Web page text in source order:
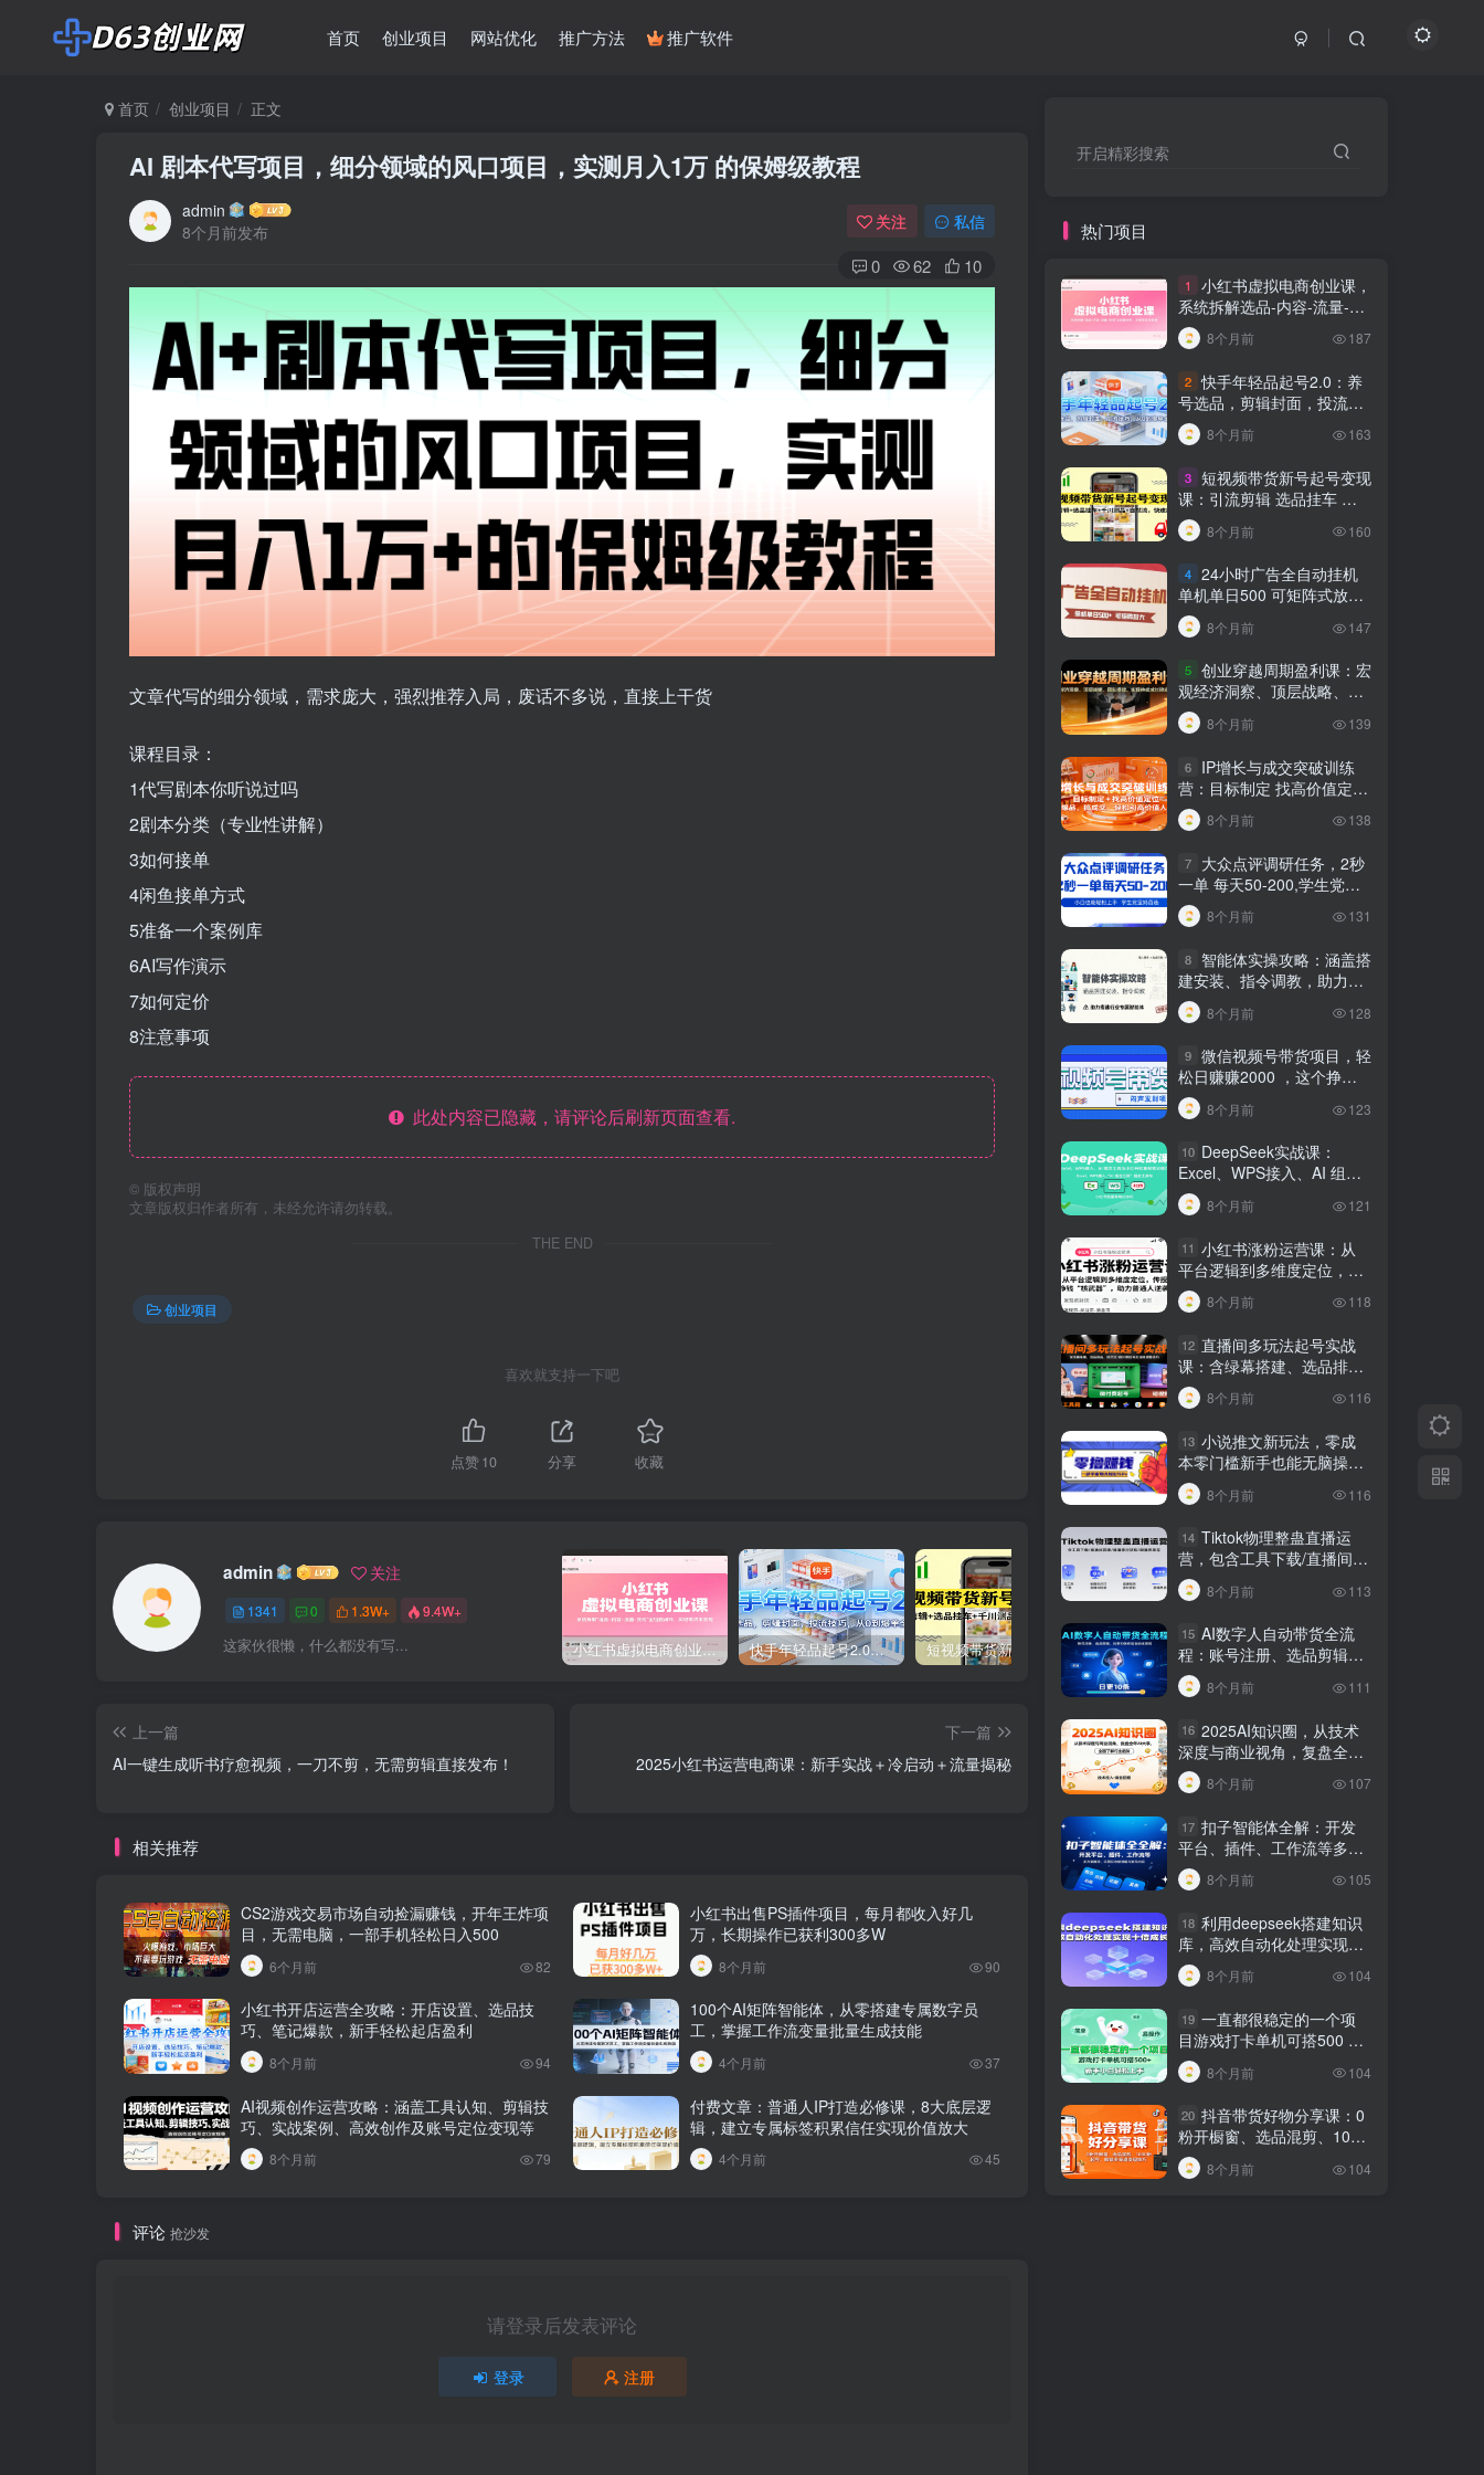
首页 创业项目 网站优化 推广方法 推广软件
首页 创业项目 正文
AI 剧本代写项目，细分领域的风口项目，实测月入1万 的保姆级教程
admin
8个月前发布
关注 私信
0 62 10
文章代写的细分领域，需求庞大，强烈推荐入局，废话不多说，直接上干货
课程目录：
1代写剧本你听说过吗
2剧本分类（专业性讲解）
3如何接单
4闲鱼接单方式
5准备一个案例库
6AI写作演示
7如何定价
8注意事项
此处内容已隐藏，请评论后刷新页面查看.
© 版权声明
文章版权归作者所有，未经允许请勿转载。
THE END
创业项目
喜欢就支持一下吧
点赞10 分享 收藏
admin 关注
1341 0 1.3W+ 9.4W+
这家伙很懒，什么都没有写... 小红书虚拟电商创业课，系统拆解选品-内容-流量-变现，实现零成本变现 快手年轻品起号2.0：养号选品，剪辑封面，投流技巧，从0到爆单全流程 短视频带货新号起号变现课：引流剪辑 选品挂车 千川测品 自然流，快速起量 24小时广告全自动挂机 单机单日500 可矩阵式放大 无需人工看守 新手小白轻松玩转
上一篇
AI一键生成听书疗愈视频，一刀不剪，无需剪辑直接发布！
下一篇
2025小红书运营电商课：新手实战＋冷启动＋流量揭秘
相关推荐
CS2游戏交易市场自动捡漏赚钱，开年王炸项
目，无需电脑，一部手机轻松日入500
6个月前 82
小红书出售PS插件项目，每月都收入好几
万，长期操作已获利300多W
8个月前 90
小红书开店运营全攻略：开店设置、选品技
巧、笔记爆款，新手轻松起店盈利
8个月前 94
100个AI矩阵智能体，从零搭建专属数字员
工，掌握工作流变量批量生成技能
4个月前 37
AI视频创作运营攻略：涵盖工具认知、剪辑技
巧、实战案例、高效创作及账号定位变现等
8个月前 79
付费文章：普通人IP打造必修课，8大底层逻
辑，建立专属标签积累信任实现价值放大
4个月前 45
评论 抢沙发
请登录后发表评论
登录 注册
开启精彩搜索
热门项目
1
小红书虚拟电商创业课，
系统拆解选品-内容-流量-变
现，实现零成本变现
8个月前 187
2 快手年轻品起号2.0：养
号选品，剪辑封面，投流技
巧，从0到爆单全流程
8个月前 163
3 短视频带货新号起号变现
课：引流剪辑 选品挂车 千
川测品 自然流，快速起量
8个月前 160
4 24小时广告全自动挂机
单机单日500 可矩阵式放大
无需人工看守 新手小白轻松
玩转8个月前 147
5 创业穿越周期盈利课：宏
观经济洞察、顶层战略、团
队搭建，实现持续成长稳定
变现8个月前 139
6
IP增长与成交突破训练
营：目标制定 找高价值定
位，做爆品、搞成交，轻松
引高价值人脉
8个月前 138
7
大众点评调研任务，2秒
一单 每天50-200,学生党宝
妈首选
8个月前 131
8
智能体实操攻略：涵盖搭
建安装、指令调教，助力搭
建行业专属智能体
8个月前 128
9 微信视频号带货项目，轻
松日赚赚2000 ，这个挣钱
入口很多伙伴都在闷声发财
8个月前 123
10 DeepSeek实战课：
Excel、WPS接入、AI 组合
工具与小红书批量做笔记技
巧
8个月前 121
11 小红书涨粉运营课：从
平台逻辑到多维度定位，传
授挣钱 “核武器”，助力普通
人逆袭8个月前 118
12 直播间多玩法起号实战
课：含绿幕搭建、选品排
品，自然流/微付费起号及违
规调整技巧
8个月前 116
13 小说推文新玩法，零成
本零门槛新手也能无脑操
作，轻松月收入5000
8个月前 116
14 Tiktok物理整蛊直播运
营，包含工具下载/直播间搭
建/直播素材获取/跟播思路
等
8个月前 113
15 AI数字人自动带货全流
程：账号注册、选品剪辑，
日更10条作品自动化变现
8个月前 111
16 2025AI知识圈，从技术
深度与商业视角，复盘全年
AI大事，全面了解行业趋势
8个月前 107
17 扣子智能体全解：开发
平台、插件、工作流等多方
面概念、应用及功能讲解与
发布内容
8个月前 105
18 利用deepseek搭建知识
库，高效自动化处理实现十
倍成长！
8个月前 104
19 一直都很稳定的一个项
目游戏打卡单机可搭500 ，
新手小白轻松上手
8个月前 104
20 抖音带货好物分享课：0
粉开橱窗、选品混剪、1000
粉起号，解锁多渠道变现技
巧
8个月前 104